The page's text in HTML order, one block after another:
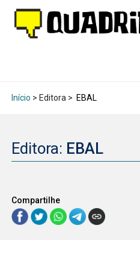
Início > Editora > EBAL
Editora: EBAL
Compartilhe